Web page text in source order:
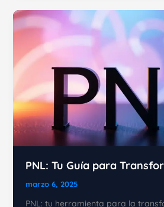
la
programación
neurolingüística
para
auto-
mejoramiento.
PNL: Tu Guía para
marzo 6, 2025
PNL: tu herramienta para la